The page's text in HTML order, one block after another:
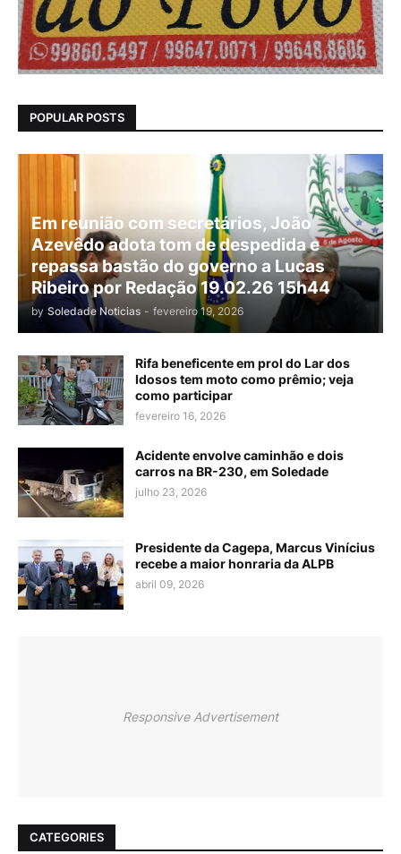
POPULAR POSTS
Em reunião com secretários, João
Azevêdo adota tom de despedida e
repassa bastão do governo a Lucas
Ribeiro por Redação 19.02.26 15h44
by Soledade Noticias - fevereiro 19, 2026
Rifa beneficente em prol do Lar dos
Idosos tem moto como prêmio; veja
como participar
fevereiro 16, 2026
Acidente envolve caminhão e dois
carros na BR-230, em Soledade
julho 23, 2026
Presidente da Cagepa, Marcus Vinícius
recebe a maior honraria da ALPB
abril 09, 2026
Responsive Advertisement
CATEGORIES